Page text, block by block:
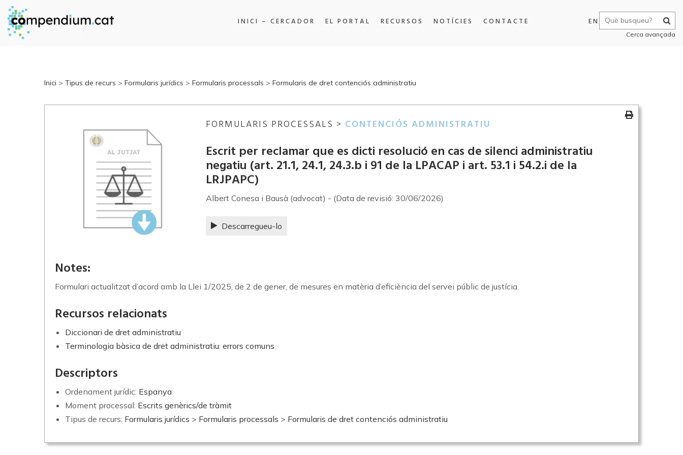
INICI – CERCADOR EL PORTAL RECURSOS NOTÍCIES CONTACTE EN
Cerca avançada
Inici > Tipus de recurs > Formularis jurídics > Formularis processals > Formularis de dret contenciós administratiu
FORMULARIS PROCESSALS > CONTENCIÓS ADMINISTRATIU
Escrit per reclamar que es dicti resolució en cas de silenci administratiu
negatiu (art. 21.1, 24.1, 24.3.b i 91 de la LPACAP i art. 53.1 i 54.2.i de la
LRJPAPC)
Albert Conesa i Bausà (advocat) - (Data de revisió: 30/06/2026)
Descarregueu-lo
Notes:
Formulari actualitzat d’acord amb la Llei 1/2025, de 2 de gener, de mesures en matèria d’eficiència del servei públic de justícia.
Recursos relacionats
Diccionari de dret administratiu
Terminologia bàsica de dret administratiu: errors comuns
Descriptors
Ordenament jurídic: Espanya
Moment processal: Escrits genèrics/de tràmit
Tipus de recurs: Formularis jurídics > Formularis processals > Formularis de dret contenciós administratiu